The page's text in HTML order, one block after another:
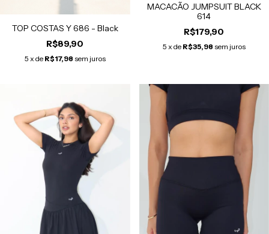
TOP COSTAS Y 686 - Black
R$89,90
5 x de R$17,98 sem juros
MACACÃO JUMPSUIT BLACK
614
R$179,90
5 x de R$35,98 sem juros